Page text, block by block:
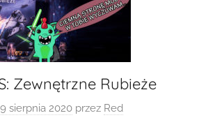
Zewnętrzne Rubieże
sierpnia 2020 przez Red